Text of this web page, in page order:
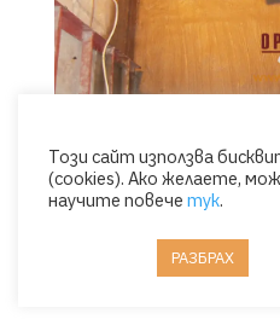
Свържете се с нас на
mail:
Този сайт използва
(cookies). Ако желаете,
научите повече тук.
РАЗБРАХ